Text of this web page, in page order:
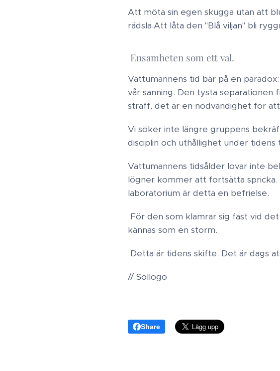
Att möta sin egen skugga utan att
rädsla. ​Att låta den "Blå viljan" bli
​Ensamheten som ett val ​.
Vattumannens tid bär på en
vår sanning. Den tysta
straff, det är en nödvändighet för att
Vi söker inte längre gruppens
disciplin och uthållighet under tidens
​Vattumannens tidsålder lovar inte
lögner kommer att fortsätta
laboratorium är detta en befrielse.
För den som klamrar sig fast vid
kännas som en storm.
​Detta är tidens skifte. Det är dags
// Sollogo
Share